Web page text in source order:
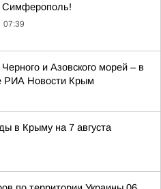
Симферополь!
07:39
и Азовского морей – в
РИА Новости Крым
в Крыму на 7 августа